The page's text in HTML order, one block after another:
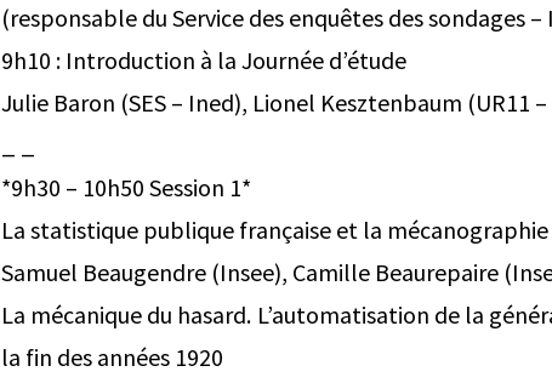
(responsable du Service des enquêtes des sondages –
9h10 : Introduction à la Journée d’étude
Julie Baron (SES – Ined), Lionel Kesztenbaum (UR11
*9h30 – 10h50 Session 1*
La statistique publique française et la
Samuel Beaugendre (Insee), Camille Beaurepaire
La mécanique du hasard. L’automatisation de la
la fin des années 1920